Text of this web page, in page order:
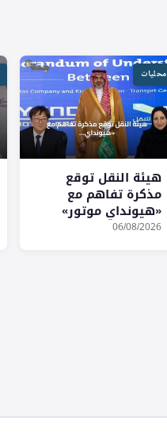
محليات
هيئة النقل توقع
مذكرة تفاهم مع
«هيونداي موتور»
و«كيا» لتعزيز حلول
06/08/2026